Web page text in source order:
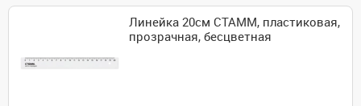
Линейка 20см СТАММ, пластиковая,
прозрачная, бесцветная